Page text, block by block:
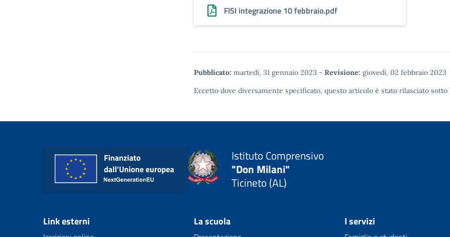
FISI integrazione 10 febbraio.pdf
Pubblicato: martedì, 31 gennaio 2023 - Revisione: giovedì, 02 febbraio 2023
Eccetto dove diversamente specificato, questo articolo è stato rilasciato sotto
Istituto Comprensivo
"Don Milani"
Ticineto (AL)
Link esterni La scuola I servizi